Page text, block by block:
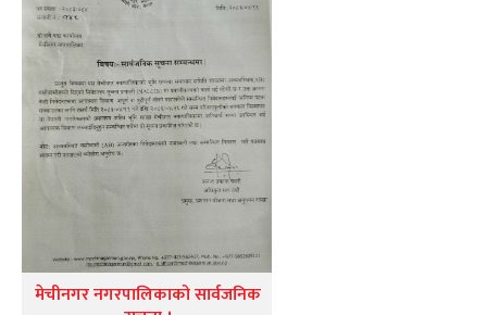
मेचीनगर नगरपालिकाको सार्वजनिक